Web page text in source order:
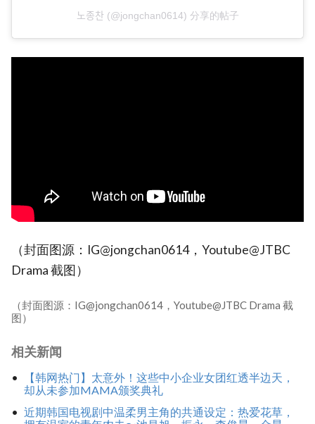
노종찬 (@jongchan0614) 分享的帖子
（封面图源：IG@jongchan0614，Youtube@JTBC
Drama 截图）
（封面图源：IG@jongchan0614，Youtube@JTBC Drama 截
图）
相关新闻
【韩网热门】太意外！这些中小企业女团红透半边天，
却从未参加MAMA颁奖典礼
近期韩国电视剧中温柔男主角的共通设定：热爱花草，